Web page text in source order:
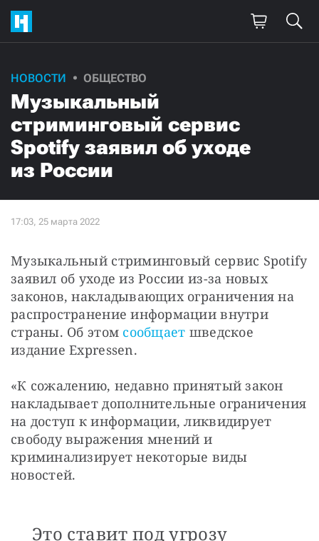
НОВОСТИ ОБЩЕСТВО
Музыкальный
стриминговый сервис
Spotify заявил об уходе
из России
Музыкальный стриминговый сервис Spotify
заявил об уходе из России из-за новых
законов, накладывающих ограничения на
распространение информации внутри
страны. Об этом сообщает шведское
издание Expressen.
«К сожалению, недавно принятый закон
накладывает дополнительные ограничения
на доступ к информации, ликвидирует
свободу выражения мнений и
криминализирует некоторые виды
новостей.
Это ставит под угрозу